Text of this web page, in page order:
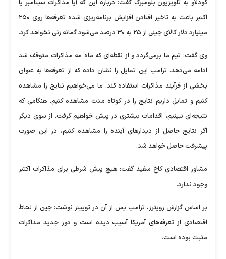
کودلاو به تلویزیون بلومبرگ گفت: درباره این که آیا مذاکرات سپتامبر یا
اکتبر باعث به تاخیر افتادن افزایش برنامه‌ریزی شده تعرفه‌ها روی ۲۵۰
میلیارد دلار کالای چینی از ۲۵ به ۳۰ درصد می‌شود گمانه زنی نخواهد کرد.
وی گفت: تیم ما برمی‌گردد و از نقطه‌ای که ماه مه مذاکرات متوقف شد
ادامه می‌دهد. ترامپ این تمایل را نشان داده که از تعرفه‌ها به عنوان
بخشی از فرآیند مذاکرات استفاده کند. ما می‌خواهیم نتایج را مشاهده
کنیم و تمایل داریم نتایج را در کوتاه مدت مشاهده کنیم. هنگامی که
نتیجه‌ای نبینیم، اقدامات بیشتری در پیش خواهیم گرفت. از سوی دیگر
اگر نتایج حاصل از دیدارهای آینده را مشاهده کنیم، در این صورت
پیشرفت حاصل خواهد شد.
مشاور اقتصادی کاخ سفید گفت: هیچ پیش شرطی برای مذاکرات اکتبر
وجود ندارد.
بر اساس گزارش رویترز، ترامپ پس از آن در توییتر نوشت: چین از لحاظ
اقتصادی از تعرفه‌های آمریکا آسیب دیده است و دور جدید مذاکرات
مثبت بوده است.